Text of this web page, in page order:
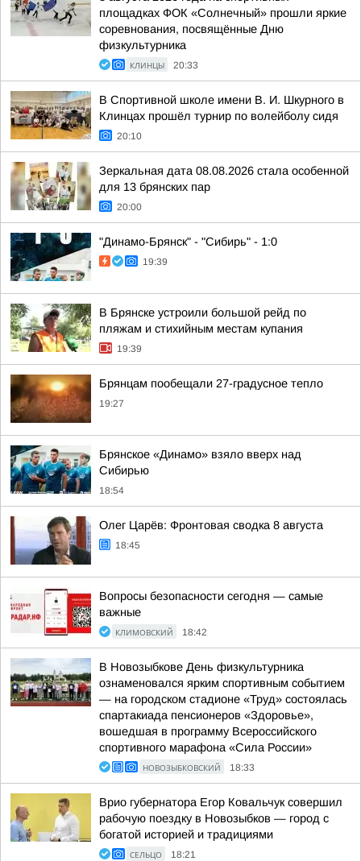
площадках ФОК «Солнечный» прошли яркие
соревнования, посвящённые Дню
физкультурника
КЛИНЦЫ 20:33
В Спортивной школе имени В. И. Шкурного в
Клинцах прошёл турнир по волейболу сидя
20:10
Зеркальная дата 08.08.2026 стала особенной
для 13 брянских пар
20:00
"Динамо-Брянск" - "Сибирь" - 1:0
19:39
В Брянске устроили большой рейд по
пляжам и стихийным местам купания
19:39
Брянцам пообещали 27-градусное тепло
19:27
Брянское «Динамо» взяло вверх над
Сибирью
18:54
Олег Царёв: Фронтовая сводка 8 августа
18:45
Вопросы безопасности сегодня — самые
важные
КЛИМОВСКИЙ 18:42
В Новозыбкове День физкультурника
ознаменовался ярким спортивным событием
— на городском стадионе «Труд» состоялась
спартакиада пенсионеров «Здоровье»,
вошедшая в программу Всероссийского
спортивного марафона «Сила России»
НОВОЗЫБКОВСКИЙ 18:33
Врио губернатора Егор Ковальчук совершил
рабочую поездку в Новозыбков — город с
богатой историей и традициями
СЕЛЬЦО 18:21